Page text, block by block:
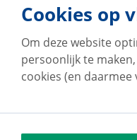
Cookies op
Om deze website
persoonlijk te
cookies (en